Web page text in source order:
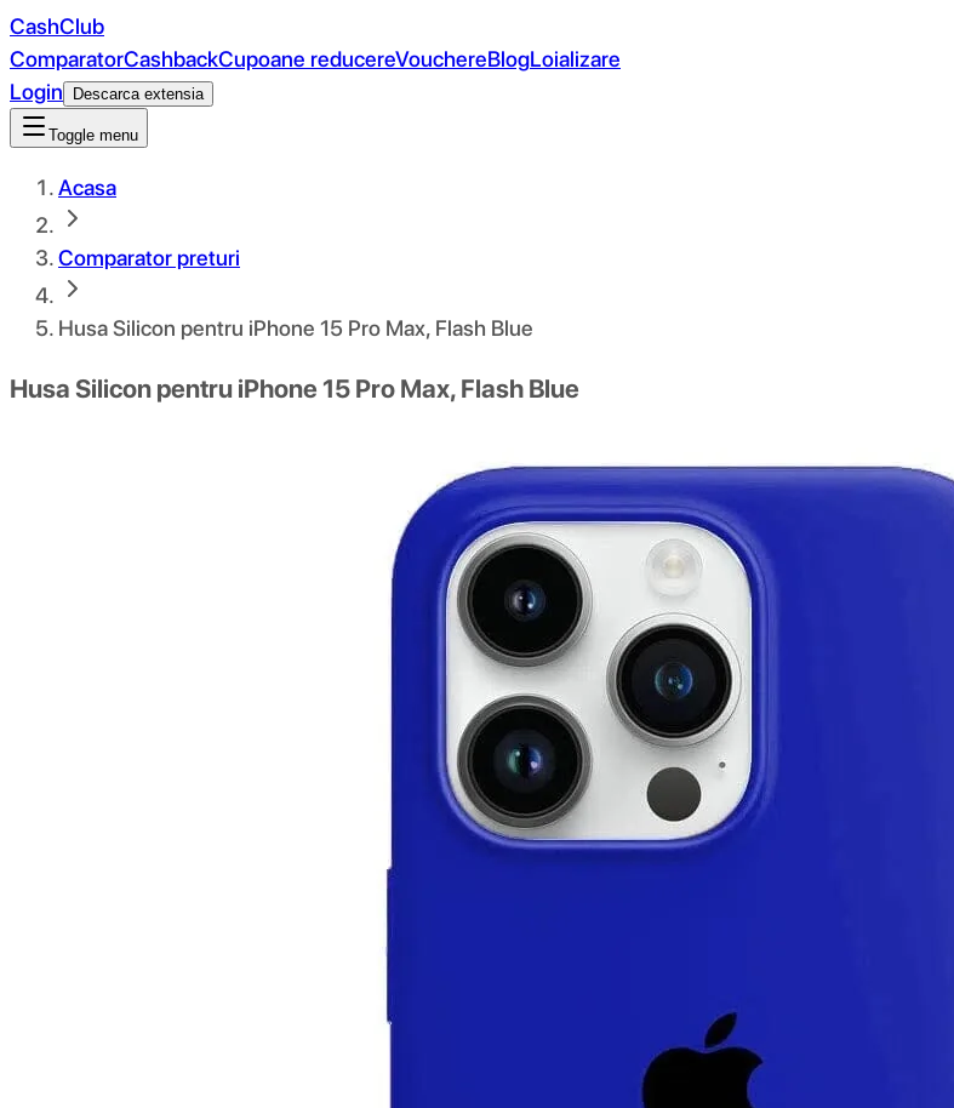
CashClub
ComparatorCashbackCupoane reducereVouchereBlogLoializare
Login
Descarca extensia
Toggle menu
Acasa
Comparator preturi
Husa Silicon pentru iPhone 15 Pro Max, Flash Blue
Husa Silicon pentru iPhone 15 Pro Max, Flash Blue